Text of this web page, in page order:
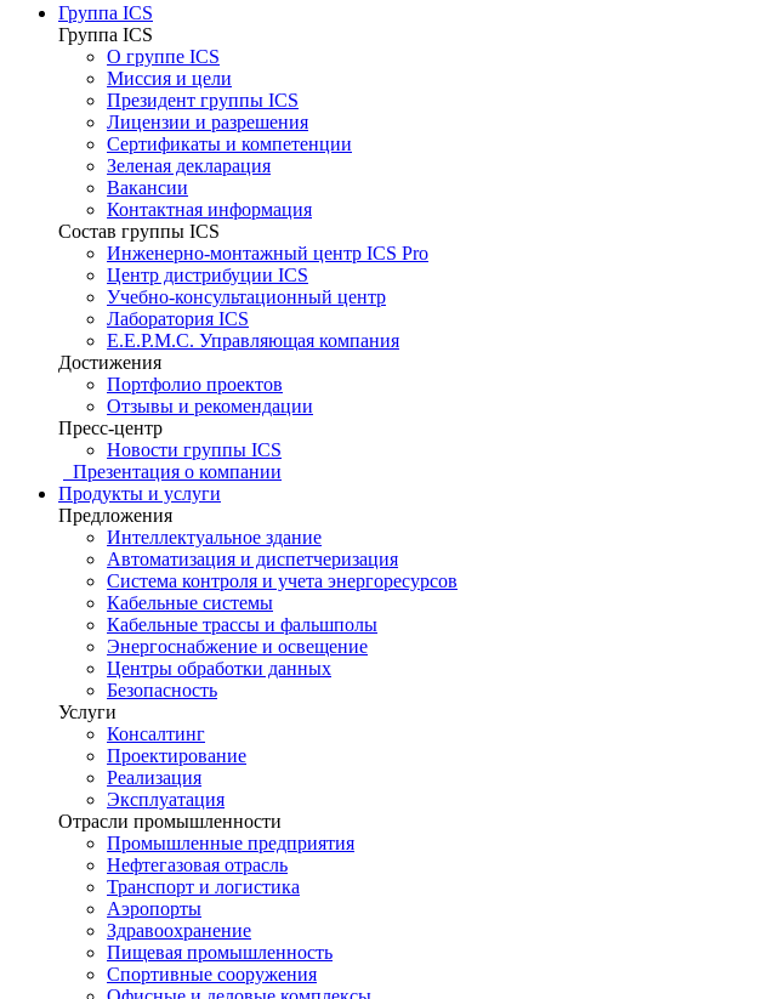
Группа ICS
Группа ICS
О группе ICS
Миссия и цели
Президент группы ICS
Лицензии и разрешения
Сертификаты и компетенции
Зеленая декларация
Вакансии
Контактная информация
Состав группы ICS
Инженерно-монтажный центр ICS Pro
Центр дистрибуции ICS
Учебно-консультационный центр
Лаборатория ICS
E.E.P.M.C. Управляющая компания
Достижения
Портфолио проектов
Отзывы и рекомендации
Пресс-центр
Новости группы ICS
Презентация о компании
Продукты и услуги
Предложения
Интеллектуальное здание
Автоматизация и диспетчеризация
Система контроля и учета энергоресурсов
Кабельные системы
Кабельные трассы и фальшполы
Энергоснабжение и освещение
Центры обработки данных
Безопасность
Услуги
Консалтинг
Проектирование
Реализация
Эксплуатация
Отрасли промышленности
Промышленные предприятия
Нефтегазовая отрасль
Транспорт и логистика
Аэропорты
Здравоохранение
Пищевая промышленность
Спортивные сооружения